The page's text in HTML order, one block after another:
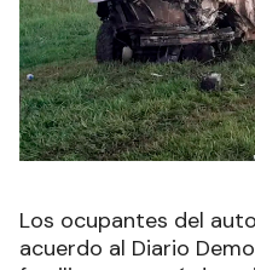
Los ocupantes del
acuerdo al Diario